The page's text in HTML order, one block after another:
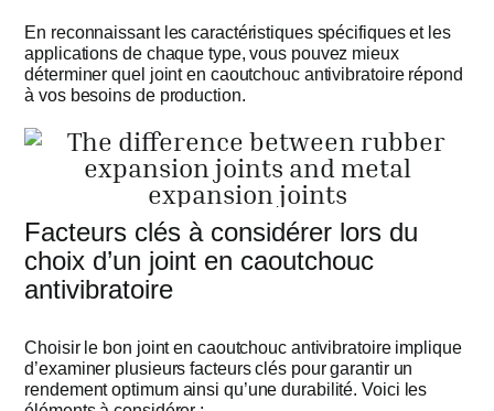
En reconnaissant les caractéristiques spécifiques et les
applications de chaque type, vous pouvez mieux
déterminer quel joint en caoutchouc antivibratoire répond
à vos besoins de production.
Facteurs clés à considérer lors du
choix d’un joint en caoutchouc
antivibratoire
Choisir le bon joint en caoutchouc antivibratoire implique
d’examiner plusieurs facteurs clés pour garantir un
rendement optimum ainsi qu’une durabilité. Voici les